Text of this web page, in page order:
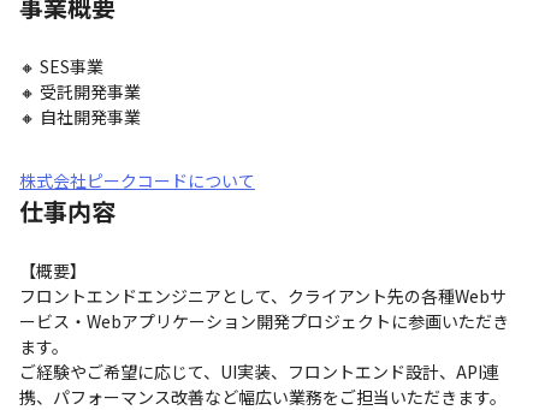
🔸 SES事業
🔸 受託開発事業
🔸 自社開発事業
株式会社ピークコードについて
仕事内容
【概要】
フロントエンドエンジニアとして、クライアント先の各種Webサ
ービス・Webアプリケーション開発プロジェクトに参画いただき
ます。
ご経験やご希望に応じて、UI実装、フロントエンド設計、API連
携、パフォーマンス改善など幅広い業務をご担当いただきます。